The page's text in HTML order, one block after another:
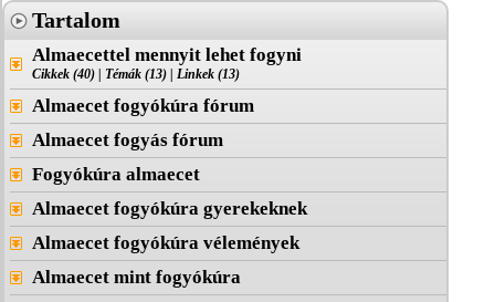
Tartalom
Almaecettel mennyit lehet fogyni
Cikkek (40) Témák (13) Linkek (13)
Almaecet fogyókúra fórum
Almaecet fogyás fórum
Fogyókúra almaecet
Almaecet fogyókúra gyerekeknek
Almaecet fogyókúra vélemények
Almaecet mint fogyókúra